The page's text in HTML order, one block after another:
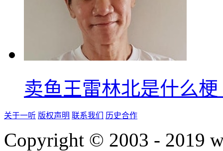
卖鱼王雷林北是什么
关于一听 版权声明 联系我们 历史合作
Copyright © 2003 - 2019